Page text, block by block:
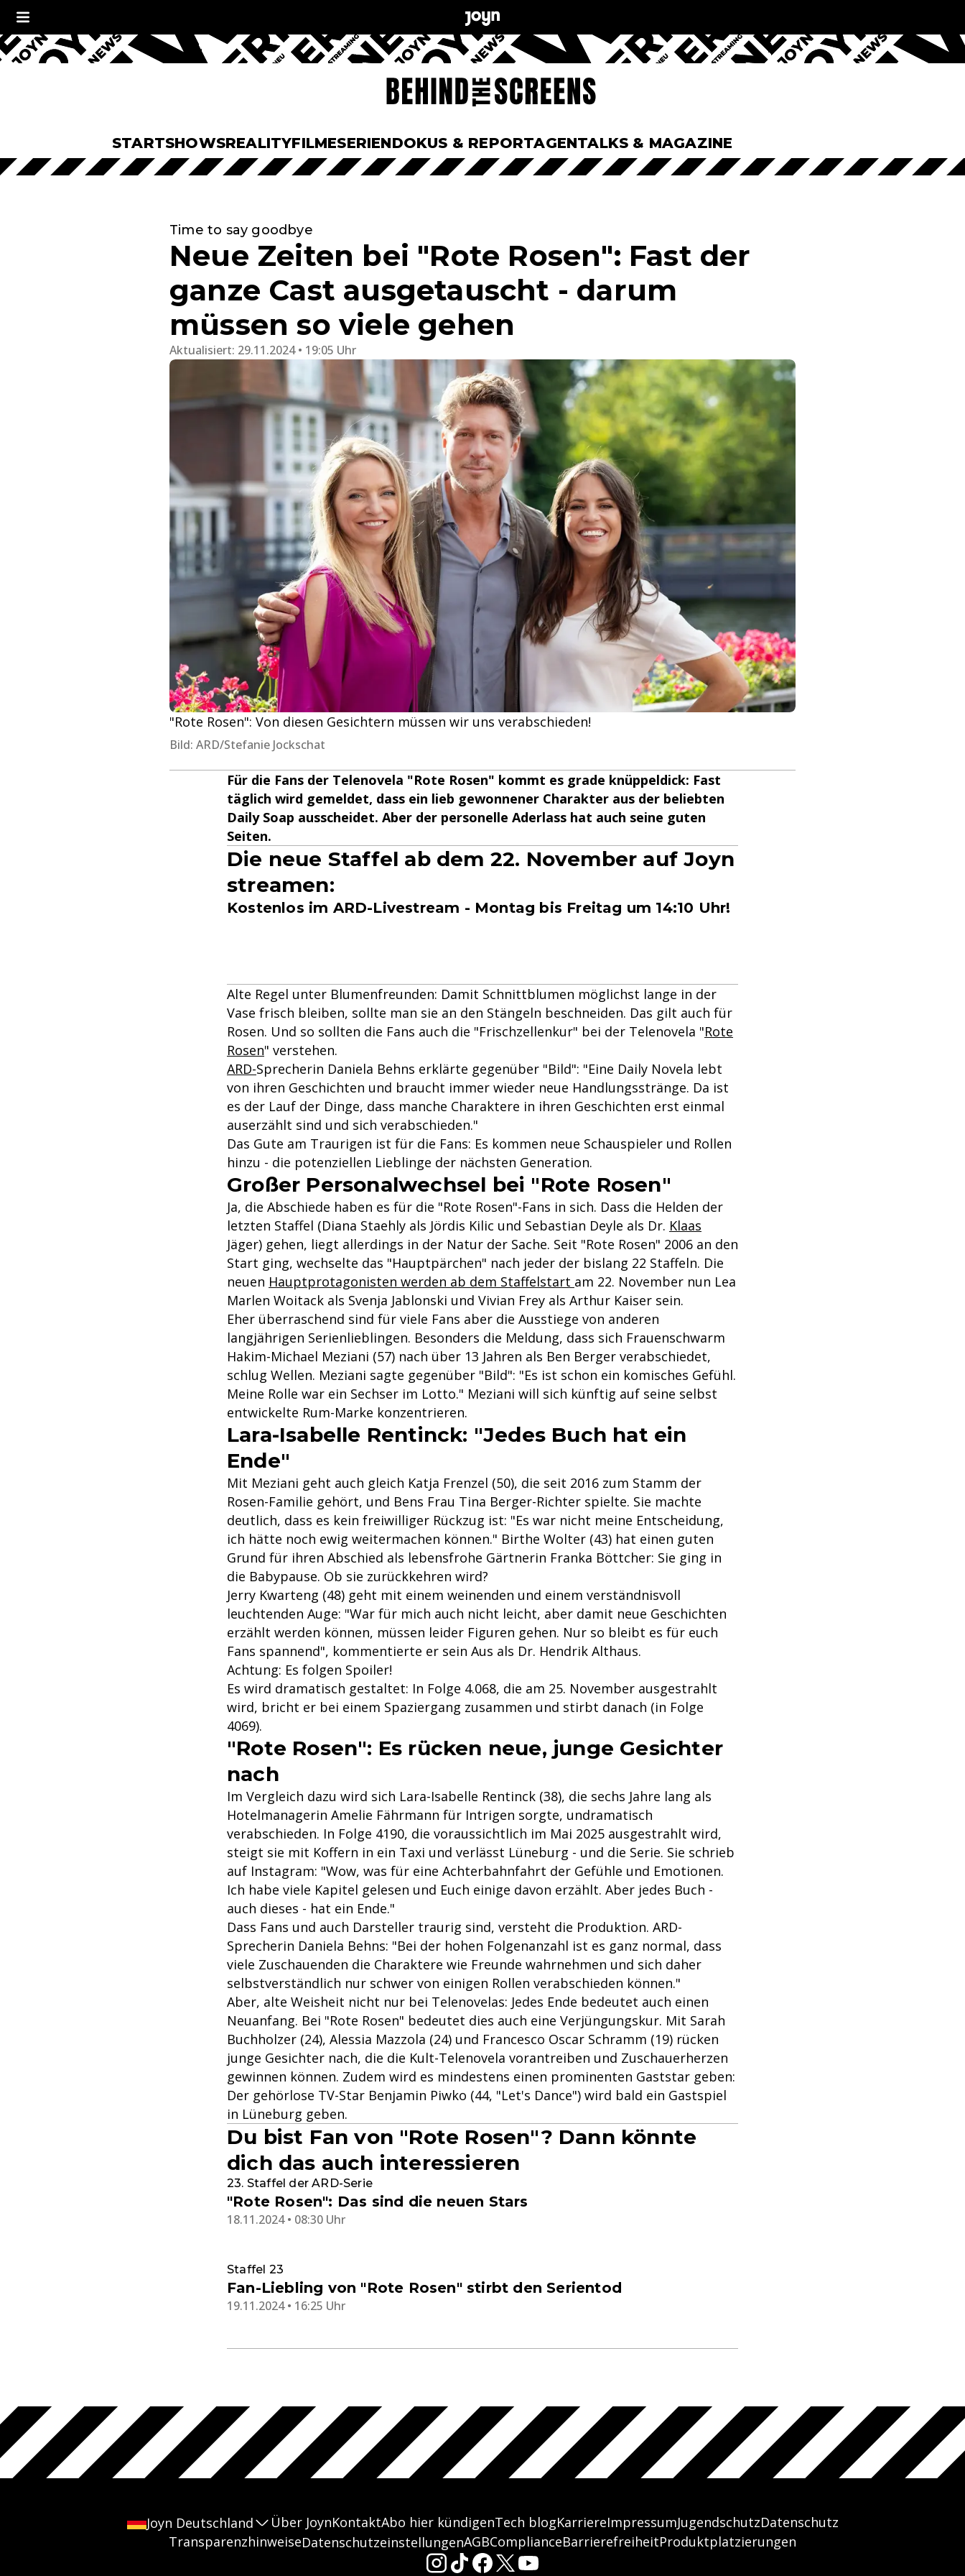
STARTSHOWSREALITYFILMESERIENDOKUS & REPORTAGENTALKS & MAGAZINE
Time to say goodbye
Neue Zeiten bei "Rote Rosen": Fast der
ganze Cast ausgetauscht - darum
müssen so viele gehen
Aktualisiert: 29.11.2024 • 19:05 Uhr
"Rote Rosen": Von diesen Gesichtern müssen wir uns verabschieden!
Bild: ARD/Stefanie Jockschat
Für die Fans der Telenovela "Rote Rosen" kommt es grade knüppeldick: Fast
täglich wird gemeldet, dass ein lieb gewonnener Charakter aus der beliebten
Daily Soap ausscheidet. Aber der personelle Aderlass hat auch seine guten
Seiten.
Die neue Staffel ab dem 22. November auf Joyn
streamen:
Kostenlos im ARD-Livestream - Montag bis Freitag um 14:10 Uhr!
Alte Regel unter Blumenfreunden: Damit Schnittblumen möglichst lange in der
Vase frisch bleiben, sollte man sie an den Stängeln beschneiden. Das gilt auch für
Rosen. Und so sollten die Fans auch die "Frischzellenkur" bei der Telenovela "Rote
Rosen" verstehen.
ARD-Sprecherin Daniela Behns erklärte gegenüber "Bild": "Eine Daily Novela lebt
von ihren Geschichten und braucht immer wieder neue Handlungsstränge. Da ist
es der Lauf der Dinge, dass manche Charaktere in ihren Geschichten erst einmal
auserzählt sind und sich verabschieden."
Das Gute am Traurigen ist für die Fans: Es kommen neue Schauspieler und Rollen
hinzu - die potenziellen Lieblinge der nächsten Generation.
Großer Personalwechsel bei "Rote Rosen"
Ja, die Abschiede haben es für die "Rote Rosen"-Fans in sich. Dass die Helden der
letzten Staffel (Diana Staehly als Jördis Kilic und Sebastian Deyle als Dr. Klaas
Jäger) gehen, liegt allerdings in der Natur der Sache. Seit "Rote Rosen" 2006 an den
Start ging, wechselte das "Hauptpärchen" nach jeder der bislang 22 Staffeln. Die
neuen Hauptprotagonisten werden ab dem Staffelstart am 22. November nun Lea
Marlen Woitack als Svenja Jablonski und Vivian Frey als Arthur Kaiser sein.
Eher überraschend sind für viele Fans aber die Ausstiege von anderen
langjährigen Serienlieblingen. Besonders die Meldung, dass sich Frauenschwarm
Hakim-Michael Meziani (57) nach über 13 Jahren als Ben Berger verabschiedet,
schlug Wellen. Meziani sagte gegenüber "Bild": "Es ist schon ein komisches Gefühl.
Meine Rolle war ein Sechser im Lotto." Meziani will sich künftig auf seine selbst
entwickelte Rum-Marke konzentrieren.
Lara-Isabelle Rentinck: "Jedes Buch hat ein
Ende"
Mit Meziani geht auch gleich Katja Frenzel (50), die seit 2016 zum Stamm der
Rosen-Familie gehört, und Bens Frau Tina Berger-Richter spielte. Sie machte
deutlich, dass es kein freiwilliger Rückzug ist: "Es war nicht meine Entscheidung,
ich hätte noch ewig weitermachen können." Birthe Wolter (43) hat einen guten
Grund für ihren Abschied als lebensfrohe Gärtnerin Franka Böttcher: Sie ging in
die Babypause. Ob sie zurückkehren wird?
Jerry Kwarteng (48) geht mit einem weinenden und einem verständnisvoll
leuchtenden Auge: "War für mich auch nicht leicht, aber damit neue Geschichten
erzählt werden können, müssen leider Figuren gehen. Nur so bleibt es für euch
Fans spannend", kommentierte er sein Aus als Dr. Hendrik Althaus.
Achtung: Es folgen Spoiler!
Es wird dramatisch gestaltet: In Folge 4.068, die am 25. November ausgestrahlt
wird, bricht er bei einem Spaziergang zusammen und stirbt danach (in Folge
4069).
"Rote Rosen": Es rücken neue, junge Gesichter
nach
Im Vergleich dazu wird sich Lara-Isabelle Rentinck (38), die sechs Jahre lang als
Hotelmanagerin Amelie Fährmann für Intrigen sorgte, undramatisch
verabschieden. In Folge 4190, die voraussichtlich im Mai 2025 ausgestrahlt wird,
steigt sie mit Koffern in ein Taxi und verlässt Lüneburg - und die Serie. Sie schrieb
auf Instagram: "Wow, was für eine Achterbahnfahrt der Gefühle und Emotionen.
Ich habe viele Kapitel gelesen und Euch einige davon erzählt. Aber jedes Buch -
auch dieses - hat ein Ende."
Dass Fans und auch Darsteller traurig sind, versteht die Produktion. ARD-
Sprecherin Daniela Behns: "Bei der hohen Folgenanzahl ist es ganz normal, dass
viele Zuschauenden die Charaktere wie Freunde wahrnehmen und sich daher
selbstverständlich nur schwer von einigen Rollen verabschieden können."
Aber, alte Weisheit nicht nur bei Telenovelas: Jedes Ende bedeutet auch einen
Neuanfang. Bei "Rote Rosen" bedeutet dies auch eine Verjüngungskur. Mit Sarah
Buchholzer (24), Alessia Mazzola (24) und Francesco Oscar Schramm (19) rücken
junge Gesichter nach, die die Kult-Telenovela vorantreiben und Zuschauerherzen
gewinnen können. Zudem wird es mindestens einen prominenten Gaststar geben:
Der gehörlose TV-Star Benjamin Piwko (44, "Let's Dance") wird bald ein Gastspiel
in Lüneburg geben.
Du bist Fan von "Rote Rosen"? Dann könnte
dich das auch interessieren
23. Staffel der ARD-Serie
"Rote Rosen": Das sind die neuen Stars
18.11.2024 • 08:30 Uhr
Staffel 23
Fan-Liebling von "Rote Rosen" stirbt den Serientod
19.11.2024 • 16:25 Uhr
Joyn Deutschland Über JoynKontaktAbo hier kündigenTech blogKarriereImpressumJugendschutzDatenschutz
TransparenzhinweiseDatenschutzeinstellungenAGBComplianceBarrierefreiheitProduktplatzierungen